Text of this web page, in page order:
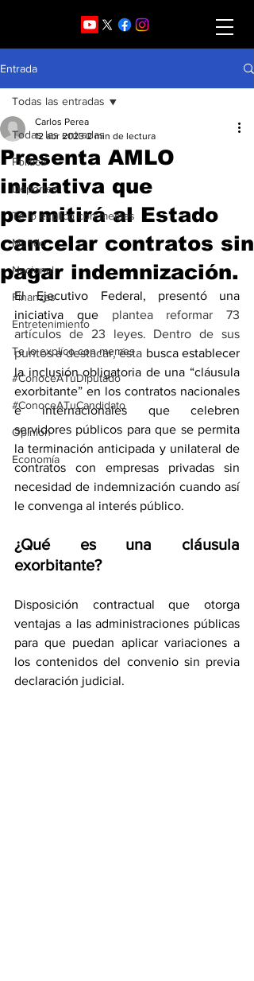
Entrada
Todas las entradas
Política
Deportes
Te lo explico con memes
Mundo
Nacional
Finanzas
Entretenimiento
Te lo explíco con memes
#ConoceATuDiputado
#ConoceATuCandidato
Opinión
Economía
Todas las entradas
Presenta AMLO
iniciativa que
permitirá al Estado
cancelar contratos sin
pagar indemnización.
Carlos Perea
12 abr 2023 2 min de lectura
El Ejecutivo Federal, presentó una
iniciativa que plantea reformar 73
artículos de 23 leyes. Dentro de sus
puntos a destacar, ésta busca establecer
la inclusión obligatoria de una “cláusula
exorbitante” en los contratos nacionales
e internacionales que celebren
servidores públicos para que se permita
la terminación anticipada y unilateral de
contratos con empresas privadas sin
necesidad de indemnización cuando así
le convenga al interés público.
¿Qué es una cláusula
exorbitante?
Disposición contractual que otorga
ventajas a las administraciones públicas
para que puedan aplicar variaciones a
los contenidos del convenio sin previa
declaración judicial.